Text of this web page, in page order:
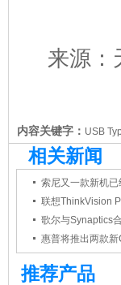
来源：
内容关键字： USB
相关新闻
索尼又一款新机
联想ThinkVision
歌尔与Synaptics
惠普将推出两款
推荐产品